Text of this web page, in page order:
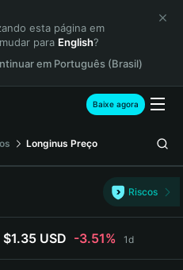
esta página em
para English?
em Português (Brasil)
Baixe agora
Longinus Preço
Riscos
USD -3.51% 1d